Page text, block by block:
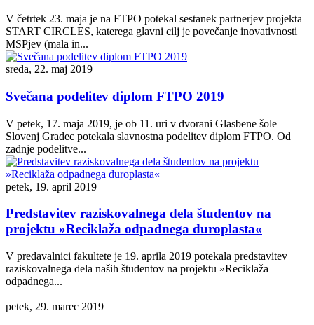
V četrtek 23. maja je na FTPO potekal sestanek partnerjev projekta
START CIRCLES, katerega glavni cilj je povečanje inovativnosti
MSPjev (mala in...
sreda, 22. maj 2019
Svečana podelitev diplom FTPO 2019
V petek, 17. maja 2019, je ob 11. uri v dvorani Glasbene šole
Slovenj Gradec potekala slavnostna podelitev diplom FTPO. Od
zadnje podelitve...
petek, 19. april 2019
Predstavitev raziskovalnega dela študentov na
projektu »Reciklaža odpadnega duroplasta«
V predavalnici fakultete je 19. aprila 2019 potekala predstavitev
raziskovalnega dela naših študentov na projektu »Reciklaža
odpadnega...
petek, 29. marec 2019